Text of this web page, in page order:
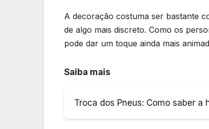
A decoração costuma ser bastante
de algo mais discreto. Como os
pode dar um toque ainda mais
Saiba mais
Troca dos Pneus: Como saber